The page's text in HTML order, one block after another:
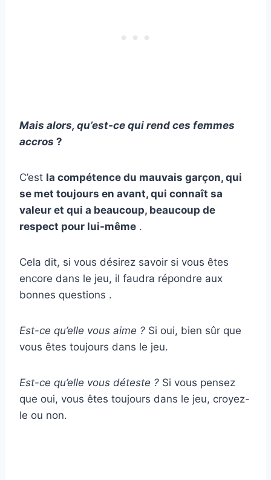
Mais alors, qu’est-ce qui rend ces femmes
accros ?
C’est la compétence du mauvais garçon, qui
se met toujours en avant, qui connaît sa
valeur et qui a beaucoup, beaucoup de
respect pour lui-même .
Cela dit, si vous désirez savoir si vous êtes
encore dans le jeu, il faudra répondre aux
bonnes questions .
Est-ce qu’elle vous aime ? Si oui, bien sûr que
vous êtes toujours dans le jeu.
Est-ce qu’elle vous déteste ? Si vous pensez
que oui, vous êtes toujours dans le jeu, croyez-
le ou non.